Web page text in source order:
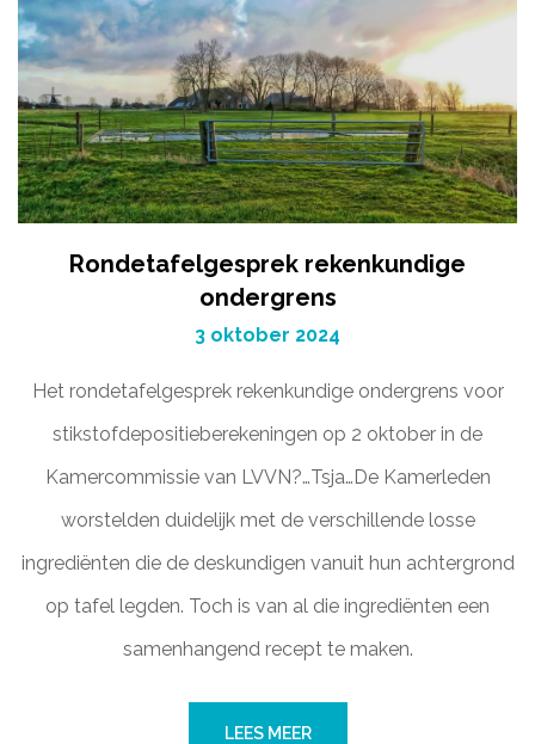
Rondetafelgesprek rekenkundige
ondergrens
3 oktober 2024
Het rondetafelgesprek rekenkundige ondergrens voor
stikstofdepositieberekeningen op 2 oktober in de
Kamercommissie van LVVN?…Tsja…De Kamerleden
worstelden duidelijk met de verschillende losse
ingrediënten die de deskundigen vanuit hun achtergrond
op tafel legden. Toch is van al die ingrediënten een
samenhangend recept te maken.
LEES MEER